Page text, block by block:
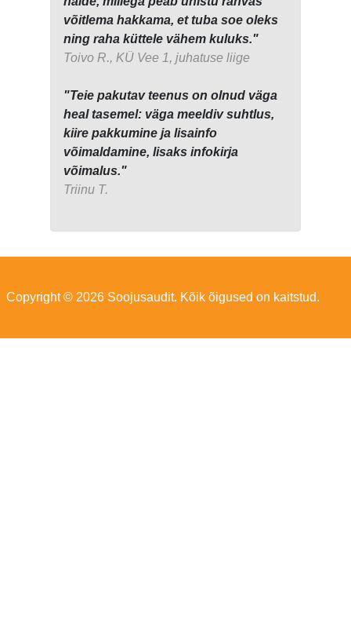
võitlema hakkama, et tuba soe oleks
ning raha küttele vähem kuluks."
Toivo R., KÜ Vee 1, juhatuse liige
"Teie pakutav teenus on olnud väga
heal tasemel: väga meeldiv suhtlus,
kiire pakkumine ja lisainfo
võimaldamine, lisaks infokirja
võimalus."
Triinu T.
Copyright © 2026 Soojusaudit. Kõik õigused on kaitstud.